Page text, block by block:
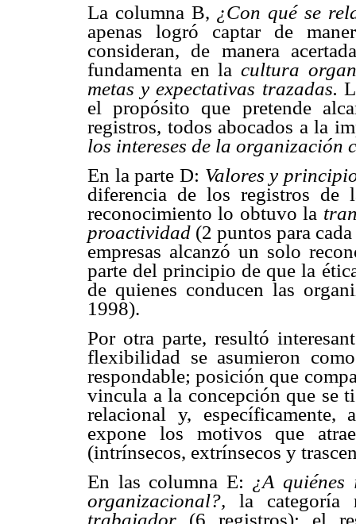
La columna B, ¿Con qué se
apenas logró captar de
consideran, de manera
fundamenta en la cultura
metas y expectativas trazadas.
el propósito que pretende
registros, todos abocados a la
los intereses de la organización
En la parte D: Valores y
diferencia de los registros de
reconocimiento lo obtuvo la
proactividad (2 puntos para
empresas alcanzó un solo
parte del principio de que la
de quienes conducen las
1998).
Por otra parte, resultó
flexibilidad se asumieron
respondable; posición que
vincula a la concepción que se
relacional y,
expone los motivos que
(intrínsecos, extrínsecos y
En las columna E: ¿A
organizacional?, la categoría